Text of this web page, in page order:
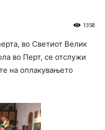
1358
во Светиот Велик
во Перт, се отслужи
на оплакувањето